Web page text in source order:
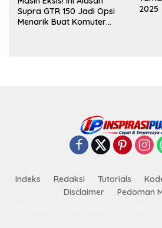
Supra GTR 150 Jadi Opsi
Menarik Buat Komuter
2025
Indeks Redaksi Tutorials
Disclaimer
Pedoman